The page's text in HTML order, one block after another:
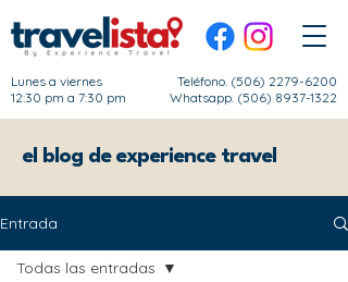
Lunes a viernes
12:30 pm a 7:30 pm
Teléfono. (506) 2279-6200
Whatsapp. (506) 8937-1322
el blog de experience travel
Entrada
Todas las entradas